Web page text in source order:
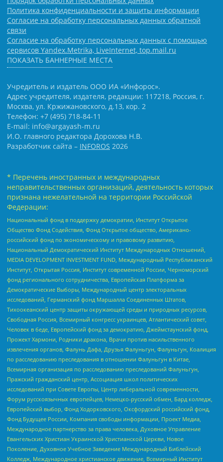
Политика конфиденциальности и защиты информации
Согласие на обработку персональных данных обратной
связи
Согласие на обработку персональных данных с помощью
сервисов Yandex.Metrika, LiveInternet, top.mail.ru
ПОКАЗАТЬ БАННЕРНЫЕ МЕСТА
Учредитель и издатель ООО ИА «Инфорос».
Адрес учредителя, издателя, редакции: 117218, Россия, г.
Москва, ул. Кржижановского, д.13, кор. 2
Телефон: +7 (495) 718-84-11
E-mail: info@argayash-m.ru
И.О. главного редактора Дорохова Н.В.
Разработчик сайта – INFOROS 2026
* Перечень иностранных и международных
неправительственных организаций, деятельность которых
признана нежелательной на территории Российской
Федерации:
Национальный фонд в поддержку демократии, Институт Открытое
Общество Фонд Содействия, Фонд Открытое общество, Американо-
российский фонд по экономическому и правовому развитию,
Национальный Демократический Институт Международных Отношений,
MEDIA DEVELOPMENT INVESTMENT FUND, Международный Республиканский
Институт, Открытая Россия, Институт современной России, Черноморский
фонд регионального сотрудничества, Европейская Платформа за
Демократические Выборы, Международный центр электоральных
исследований, Германский фонд Маршалла Соединенных Штатов,
Тихоокеанский центр защиты окружающей среды и природных ресурсов,
Свободная Россия, Всемирный конгресс украинцев, Атлантический совет,
Человек в беде, Европейский фонд за демократию, Джеймстаунский фонд,
Прожект Хармони, Родники дракона, Врачи против насильственного
извлечения органов, Фалунь Дафа, Друзья Фалуньгун, Фалуньгун, Коалиция
по расследованию преследования в отношении Фалуньгун в Китае,
Всемирная организация по расследованию преследований Фалуньгун,
Пражский гражданский центр, Ассоциация школ политических
исследований при Совете Европы, Центр либеральной современности,
Форум русскоязычных европейцев, Немецко-русский обмен, Бард колледж,
Европейский выбор, Фонд Ходорковского, Оксфордский российский фонд,
Фонд Будущее России, Компания свободы информации, Проект Медиа,
Международное партнерство за права человека, Духовное Управление
Евангельских Христиан Украинской Христианской Церкви, Новое
Поколение, Духовное Учебное Заведение Международный Библейский
Колледж, Международное христианское движение, Всемирный Институт